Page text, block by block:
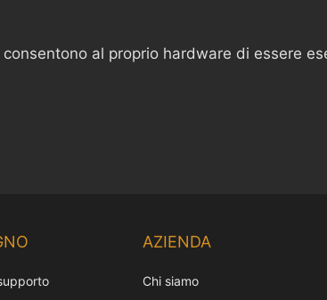
al proprio hardware di essere
AZIENDA
Chi siamo